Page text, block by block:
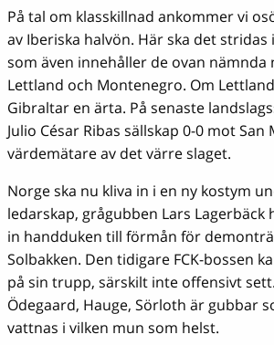
På tal om klasskillnad ankommer vi
av Iberiska halvön. Här ska det
som även innehåller de ovan nämnda
Lettland och Montenegro. Om
Gibraltar en ärta. På senaste
Julio César Ribas sällskap 0-0 mot
värdemätare av det värre slaget.
Norge ska nu kliva in i en ny kostym
ledarskap, grågubben Lars Lagerbäck
in handduken till förmån för
Solbakken. Den tidigare FCK-bossen
på sin trupp, särskilt inte offensivt
Ödegaard, Hauge, Sörloth är gubbar
vattnas i vilken mun som helst.